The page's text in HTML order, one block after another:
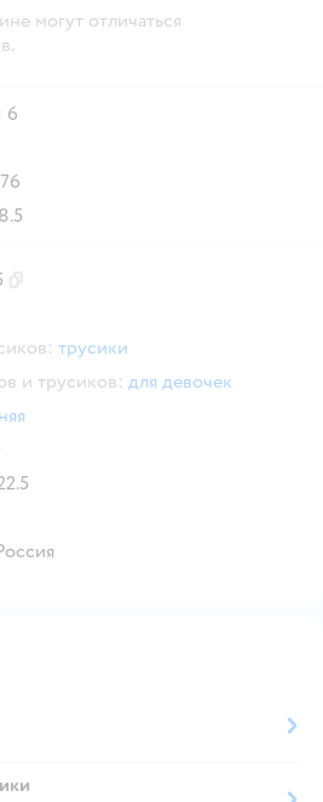
могут отличаться
6
76
трусики
и трусиков: для девочек